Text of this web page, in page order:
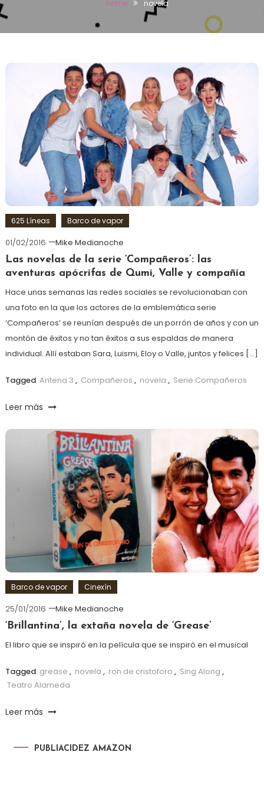
Home novela
625 Líneas Barco de vapor
01/02/2016
Mike Medianoche
Las novelas de la serie ‘Compañeros’: las
aventuras apócrifas de Qumi, Valle y compañía
Hace unas semanas las redes sociales se revolucionaban con
una foto en la que los actores de la emblemática serie
‘Compañeros’ se reunían después de un porrón de años y con un
montón de éxitos y no tan éxitos a sus espaldas de manera
individual. Allí estaban Sara, Luismi, Eloy o Valle, juntos y felices […]
Tagged Antena 3 , Compañeros , novela , Serie Compañeros
Leer más
Barco de vapor Cinexín
25/01/2016
Mike Medianoche
‘Brillantina’, la extaña novela de ‘Grease’
El libro que se inspiró en la película que se inspiró en el musical
Tagged grease , novela , ron de cristoforo , Sing Along ,
Teatro Alameda
Leer más
PUBLIACIDEZ AMAZON